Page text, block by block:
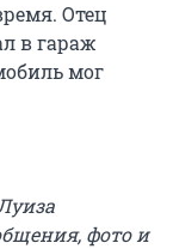
Отец
в гараж
мог
фото и